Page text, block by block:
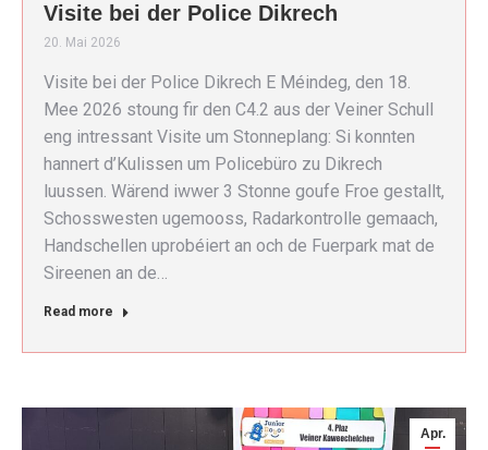
Visite bei der Police Dikrech
20. Mai 2026
Visite bei der Police Dikrech E Méindeg, den 18.
Mee 2026 stoung fir den C4.2 aus der Veiner Schull
eng intressant Visite um Stonneplang: Si konnten
hannert d’Kulissen um Policebüro zu Dikrech
luussen. Wärend iwwer 3 Stonne goufe Froe gestallt,
Schosswesten ugemooss, Radarkontrolle gemaach,
Handschellen uprobéiert an och de Fuerpark mat de
Sireenen an de…
Read more
Apr.